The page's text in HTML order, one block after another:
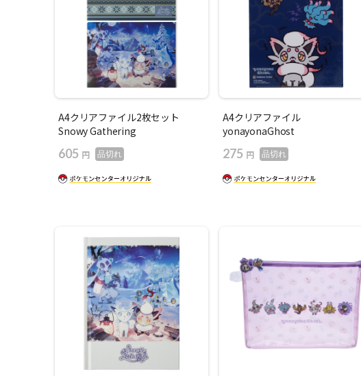
A4クリアファイル2枚セット
Snowy Gathering
605 円 品切れ
A4クリアファイル
yonayonaGhost
275 円 品切れ